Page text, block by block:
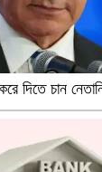
শিরোপা ঘরে তুলল
দিতে চান